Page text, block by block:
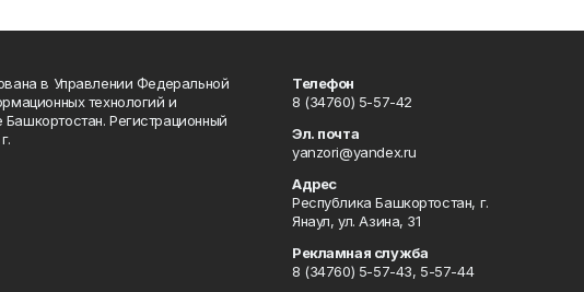
в Управлении Федеральной
технологий и
Регистрационный
Телефон
8 (34760) 5-57-42
Эл. почта
yanzori@yandex.ru
Адрес
Республика Башкортостан, г.
Янаул, ул. Азина, 31
Рекламная служба
8 (34760) 5-57-43, 5-57-44